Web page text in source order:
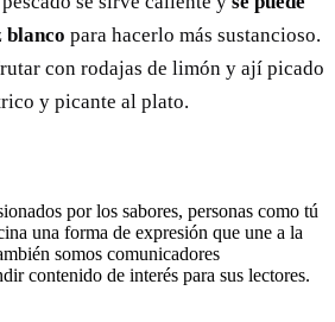
blanco para hacerlo más sustancioso.
con rodajas de limón y ají picado
y picante al plato.
por los sabores, personas como tú
una forma de expresión que une a la
somos comunicadores
contenido de interés para sus lectores.